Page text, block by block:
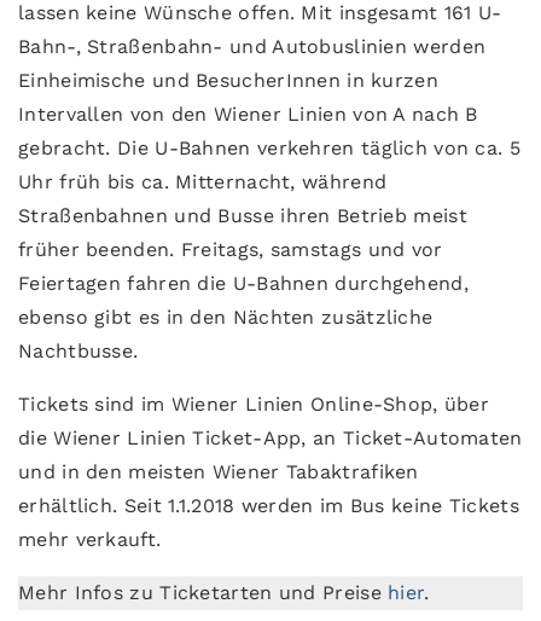
lassen keine Wünsche offen. Mit insgesamt 161 U-
Bahn-, Straßenbahn- und Autobuslinien werden
Einheimische und BesucherInnen in kurzen
Intervallen von den Wiener Linien von A nach B
gebracht. Die U-Bahnen verkehren täglich von ca. 5
Uhr früh bis ca. Mitternacht, während
Straßenbahnen und Busse ihren Betrieb meist
früher beenden. Freitags, samstags und vor
Feiertagen fahren die U-Bahnen durchgehend,
ebenso gibt es in den Nächten zusätzliche
Nachtbusse.
Tickets sind im Wiener Linien Online-Shop, über
die Wiener Linien Ticket-App, an Ticket-Automaten
und in den meisten Wiener Tabaktrafiken
erhältlich. Seit 1.1.2018 werden im Bus keine Tickets
mehr verkauft.
Mehr Infos zu Ticketarten und Preise hier.